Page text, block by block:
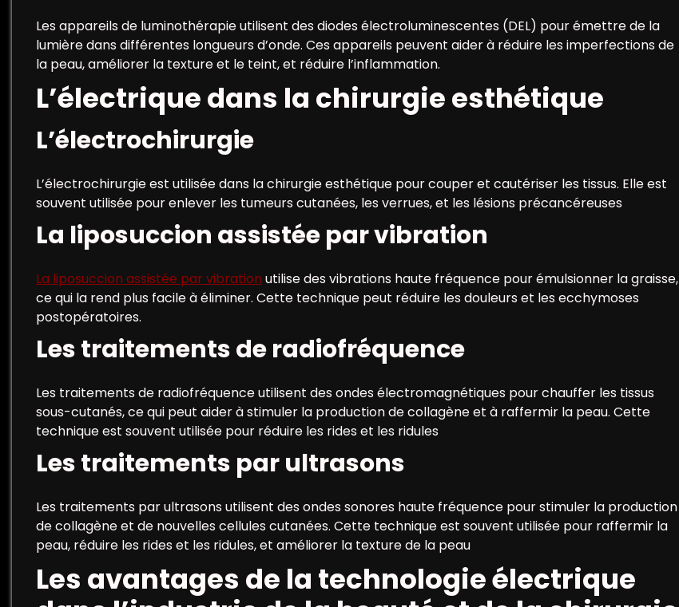
Les appareils de luminothérapie utilisent des diodes électroluminescentes (DEL) pour émettre de la
lumière dans différentes longueurs d’onde. Ces appareils peuvent aider à réduire les imperfections de
la peau, améliorer la texture et le teint, et réduire l’inflammation.
L’électrique dans la chirurgie esthétique
L’électrochirurgie
L’électrochirurgie est utilisée dans la chirurgie esthétique pour couper et cautériser les tissus. Elle est
souvent utilisée pour enlever les tumeurs cutanées, les verrues, et les lésions précancéreuses
La liposuccion assistée par vibration
La liposuccion assistée par vibration utilise des vibrations haute fréquence pour émulsionner la graisse,
ce qui la rend plus facile à éliminer. Cette technique peut réduire les douleurs et les ecchymoses
postopératoires.
Les traitements de radiofréquence
Les traitements de radiofréquence utilisent des ondes électromagnétiques pour chauffer les tissus
sous-cutanés, ce qui peut aider à stimuler la production de collagène et à raffermir la peau. Cette
technique est souvent utilisée pour réduire les rides et les ridules
Les traitements par ultrasons
Les traitements par ultrasons utilisent des ondes sonores haute fréquence pour stimuler la production
de collagène et de nouvelles cellules cutanées. Cette technique est souvent utilisée pour raffermir la
peau, réduire les rides et les ridules, et améliorer la texture de la peau
Les avantages de la technologie électrique